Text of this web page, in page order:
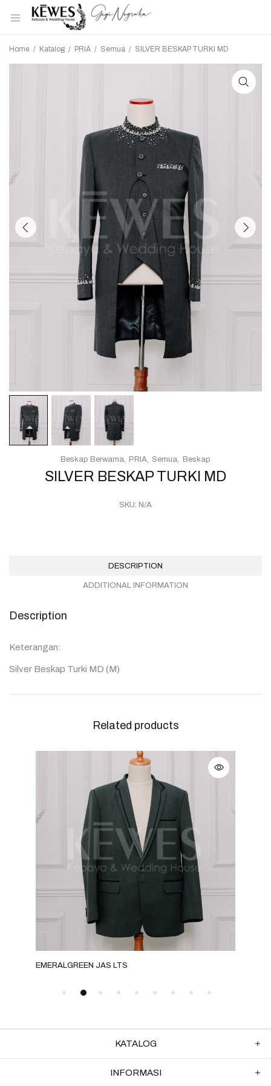
Home / Katalog / PRIA / Semua / SILVER BESKAP TURKI MD
SILVER BESKAP TURKI MD
SKU: N/A
Beskap Berwarna PRIA Semua Beskap
DESCRIPTION
ADDITIONAL INFORMATION
Description
Keterangan:
Silver Beskap Turki MD (M)
Related products
EMERALGREEN JAS LTS
KATALOG
INFORMASI